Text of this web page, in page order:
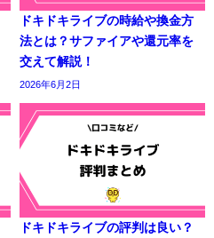
ドキドキライブの時給や換金方
法とは？サファイアや還元率を
交えて解説！
2026年6月2日
ドキドキライブの評判は良い？